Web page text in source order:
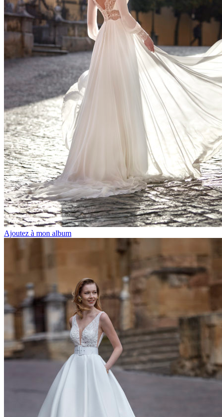
Ajoutez à mon album